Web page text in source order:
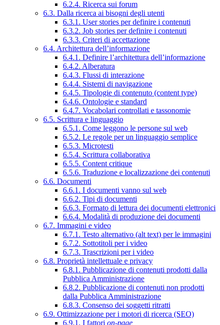
6.2.4. Ricerca sui forum
6.3. Dalla ricerca ai bisogni degli utenti
6.3.1. User stories per definire i contenuti
6.3.2. Job stories per definire i contenuti
6.3.3. Criteri di accettazione
6.4. Architettura dell’informazione
6.4.1. Definire l’architettura dell’informazione
6.4.2. Alberatura
6.4.3. Flussi di interazione
6.4.4. Sistemi di navigazione
6.4.5. Tipologie di contenuto (content type)
6.4.6. Ontologie e standard
6.4.7. Vocabolari controllati e tassonomie
6.5. Scrittura e linguaggio
6.5.1. Come leggono le persone sul web
6.5.2. Le regole per un linguaggio semplice
6.5.3. Microtesti
6.5.4. Scrittura collaborativa
6.5.5. Content critique
6.5.6. Traduzione e localizzazione dei contenuti
6.6. Documenti
6.6.1. I documenti vanno sul web
6.6.2. Tipi di documenti
6.6.3. Formato di lettura dei documenti elettronici
6.6.4. Modalità di produzione dei documenti
6.7. Immagini e video
6.7.1. Testo alternativo (alt text) per le immagini
6.7.2. Sottotitoli per i video
6.7.3. Trascrizioni per i video
6.8. Proprietà intellettuale e privacy
6.8.1. Pubblicazione di contenuti prodotti dalla
Pubblica Amministrazione
6.8.2. Pubblicazione di contenuti non prodotti
dalla Pubblica Amministrazione
6.8.3. Consenso dei soggetti ritratti
6.9. Ottimizzazione per i motori di ricerca (SEO)
6.9.1. I fattori on-page